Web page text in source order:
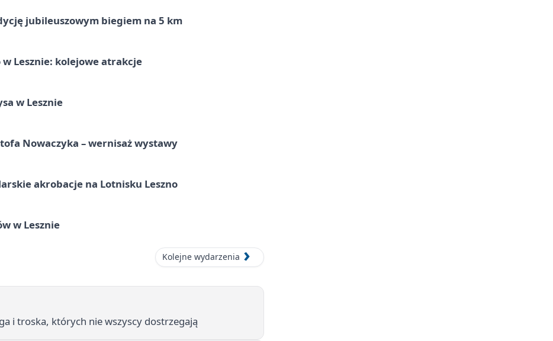
jubileuszowym biegiem na 5 km
Lesznie: kolejowe atrakcje
w Lesznie
Nowaczyka – wernisaż wystawy
akrobacje na Lotnisku Leszno
w Lesznie
Kolejne wydarzenia
i troska, których nie wszyscy dostrzegają